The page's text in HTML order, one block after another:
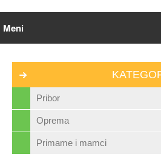
Pribor
Oprema
Primame i mamci